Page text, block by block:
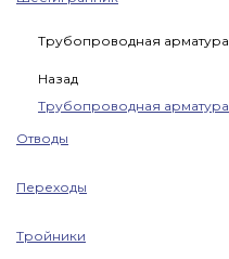
Трубопроводная арматура
Назад
Трубопроводная арматура
Отводы
Переходы
Тройники